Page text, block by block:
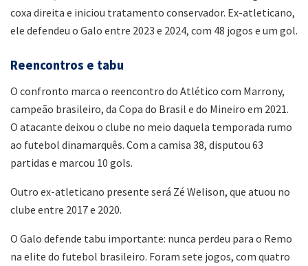
coxa direita e iniciou tratamento conservador. Ex-atleticano,
ele defendeu o Galo entre 2023 e 2024, com 48 jogos e um gol.
Reencontros e tabu
O confronto marca o reencontro do Atlético com Marrony,
campeão brasileiro, da Copa do Brasil e do Mineiro em 2021.
O atacante deixou o clube no meio daquela temporada rumo
ao futebol dinamarquês. Com a camisa 38, disputou 63
partidas e marcou 10 gols.
Outro ex-atleticano presente será Zé Welison, que atuou no
clube entre 2017 e 2020.
O Galo defende tabu importante: nunca perdeu para o Remo
na elite do futebol brasileiro. Foram sete jogos, com quatro